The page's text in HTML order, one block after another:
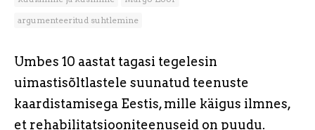
argumenteeritud suhtlemine
Umbes 10 aastat tagasi tegelesin
uimastisõltlastele suunatud teenuste
kaardistamisega Eestis, mille käigus ilmnes,
et rehabilitatsiooniteenuseid on puudu.